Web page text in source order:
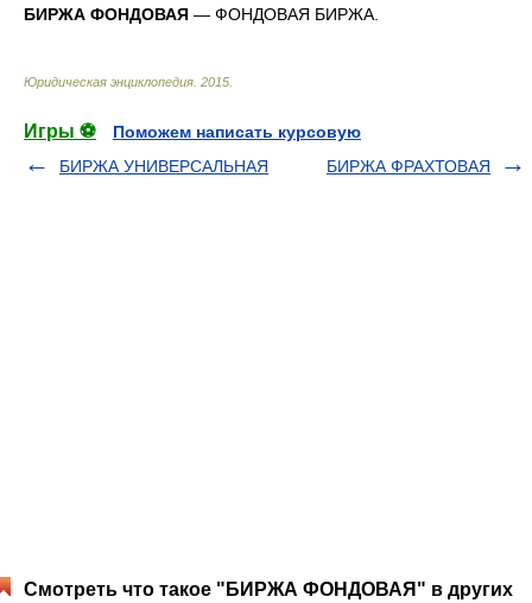
БИРЖА ФОНДОВАЯ — ФОНДОВАЯ БИРЖА.
Юридическая энциклопедия 2015
Игры ⚽
Поможем написать курсовую
БИРЖА УНИВЕРСАЛЬНАЯ
БИРЖА ФРАХТОВАЯ
Смотреть что такое "БИРЖА ФОНДОВАЯ" в других